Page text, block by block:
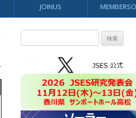
JOINUS
索: